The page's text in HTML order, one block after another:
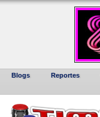
Blogs Reportes